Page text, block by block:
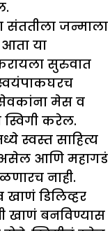
संततीला जन्माला
या
सुरुवात
मेस व
करेल.
स्वस्त साहित्य
आणि महागडं
नाही.
खाणं डिलिव्हर
खाणं बनविण्यास